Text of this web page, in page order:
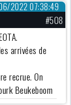
2022 07:38:49
#508
arrivées de
recrue. On
Beukeboom